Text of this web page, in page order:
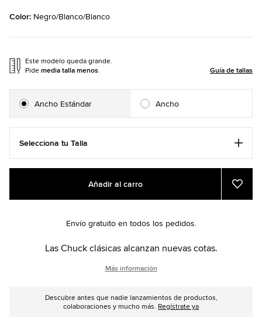
Color: Negro/Blanco/Blanco
Este modelo queda grande.
Pidemedia talla menos. Guía de tallas
Ancho Estándar Ancho
Selecciona tu Talla
Add
cart
Product
Añadir al carro
a
Envío gratuito en todos los pedidos.
Las Chuck clásicas alcanzan nuevas cotas.
Más información
Descubre antes que nadie lanzamientos de productos,
colaboraciones y mucho más. Regístrate ya